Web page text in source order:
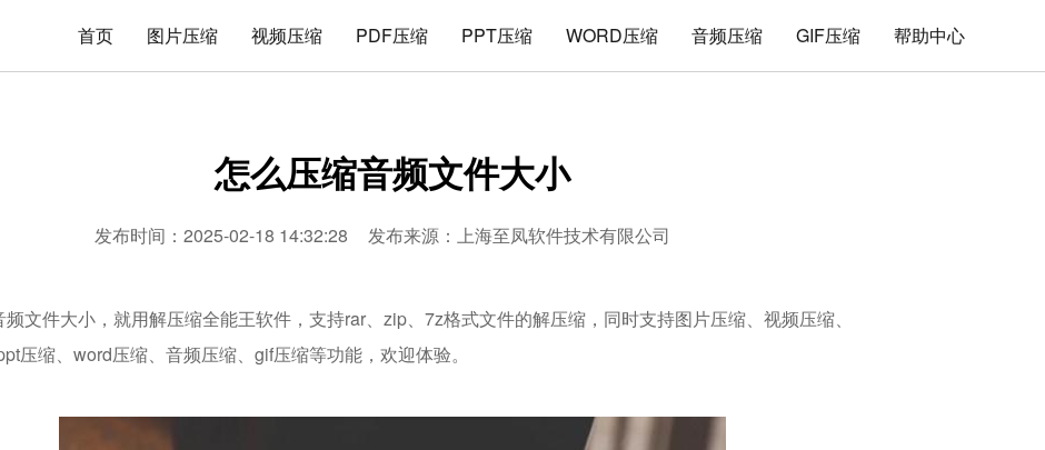
首页 图片压缩 视频压缩 PDF压缩 PPT压缩 WORD压缩 音频压缩 GIF压缩 帮助中心
怎么压缩音频文件大小
发布时间：2025-02-18 14:32:28 发布来源：上海至凤软件技术有限公司
文件大小，就用解压缩全能王软件，支持rar、zip、7z格式文件的解压缩，同时支持图片压缩、视频压缩、
压缩、word压缩、音频压缩、gif压缩等功能，欢迎体验。